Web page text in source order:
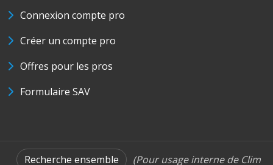
Connexion compte pro
Créer un compte pro
Offres pour les pros
Formulaire SAV
Recherche ensemble (Pour usage interne de Clim